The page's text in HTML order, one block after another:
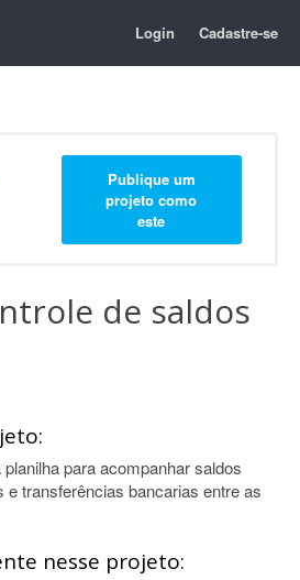
Login Cadastre-se
Publique um
projeto como
este
de saldos
para acompanhar saldos
e transferências bancarias entre as
nesse projeto: